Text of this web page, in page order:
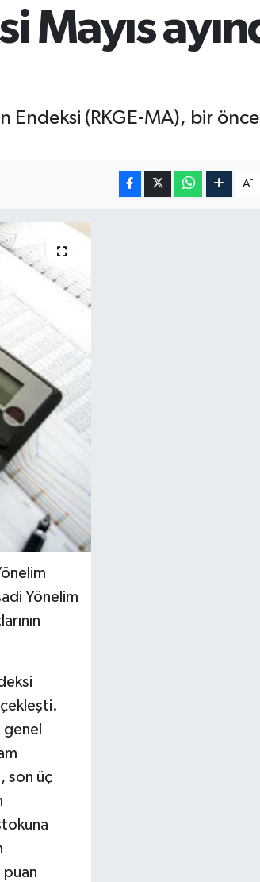
Mayıs
Endeksi (RKGE-MA), bir
A-
Yönelim
son üç
puan